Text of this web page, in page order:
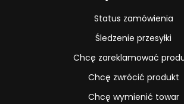
Status zamówienia
Śledzenie przesyłki
Chcę zareklamować
Chcę zwrócić produkt
Chcę wymienić towar